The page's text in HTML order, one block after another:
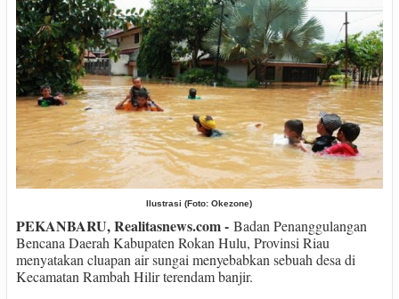
Ilustrasi (Foto: Okezone)
PEKANBARU, Realitasnews.com - Badan Penanggulangan
Bencana Daerah Kabupaten Rokan Hulu, Provinsi Riau
menyatakan cluapan air sungai menyebabkan sebuah desa di
Kecamatan Rambah Hilir terendam banjir.